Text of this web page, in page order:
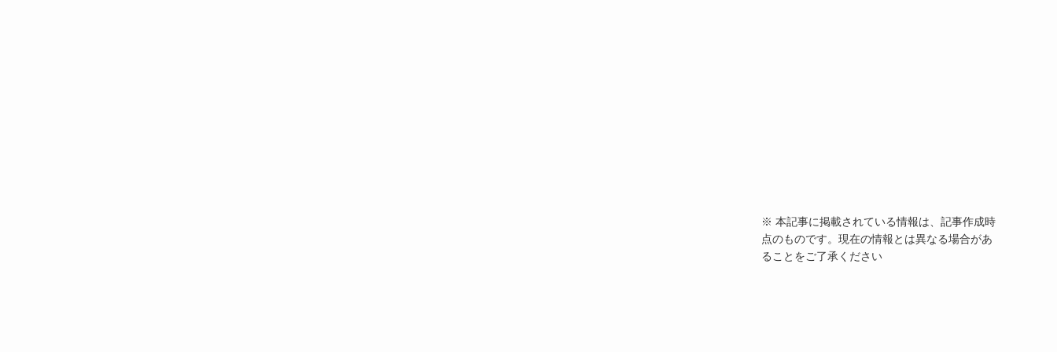
※ 本記事に掲載されている情報は、記事作成時
点のものです。現在の情報とは異なる場合があ
ることをご了承ください